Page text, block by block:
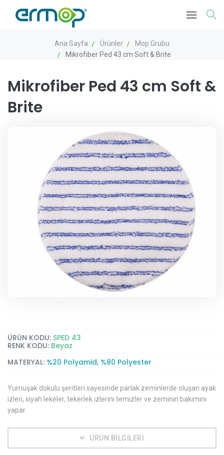
Ana Sayfa Ürünler
Mop Grubu
Mikrofiber Ped 43 cm Soft & Brite
Mikrofiber Ped 43 cm Soft &
Brite
ÜRÜN KODU: SPED 43
RENK KODU: Beyaz
MATERYAL: %20 Polyamid, %80 Polyester
Yumuşak dokulu şeritleri sayesinde parlak zeminlerde oluşan ayak
izleri, siyah lekeler, tekerlek izlerini temizler ve zeminin bakımını
yapar.
ÜRÜN BİLGİLERİ